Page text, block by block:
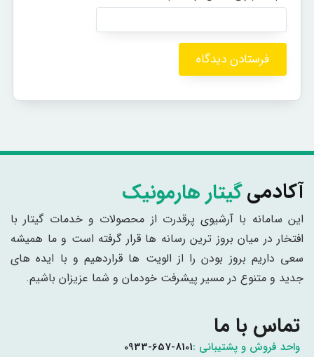
آکادمیگیتار هارمونیک
این سامانه با آرشیوی پرقدرت از محصولات و خدمات گیتار با
افتخار در میان بروز ترین رسانه ها قرار گرفته است و ما همیشه
سعی داریم بروز بودن را از الویت ها قراردهیم و با ایده های
جدید و متنوع در مسیر پیشرفت خودمان و شما عزیزان باشیم.
تماس با ما
واحد فروش و پشتیبانی :0933-657-8101